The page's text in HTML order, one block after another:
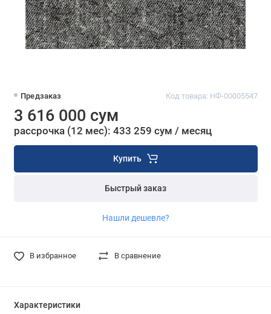
Предзаказ Код товара: НФ-00005547
3 616 000 сум
рассрочка (12 мес): 433 259 сум / месяц
Купить
Быстрый заказ
Нашли дешевле?
В избранное В сравнение
Характеристики